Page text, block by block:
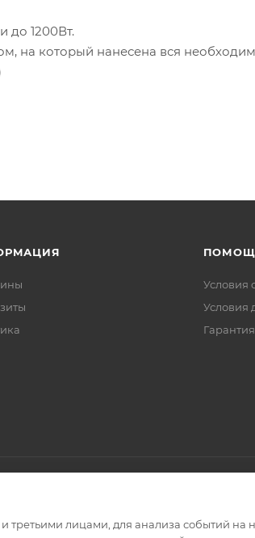
до 1200Вт.
на который нанесена вся
Условия
Условия
лицами, для анализа событий на